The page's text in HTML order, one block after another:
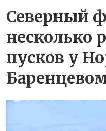
Северный
несколько
пусков у